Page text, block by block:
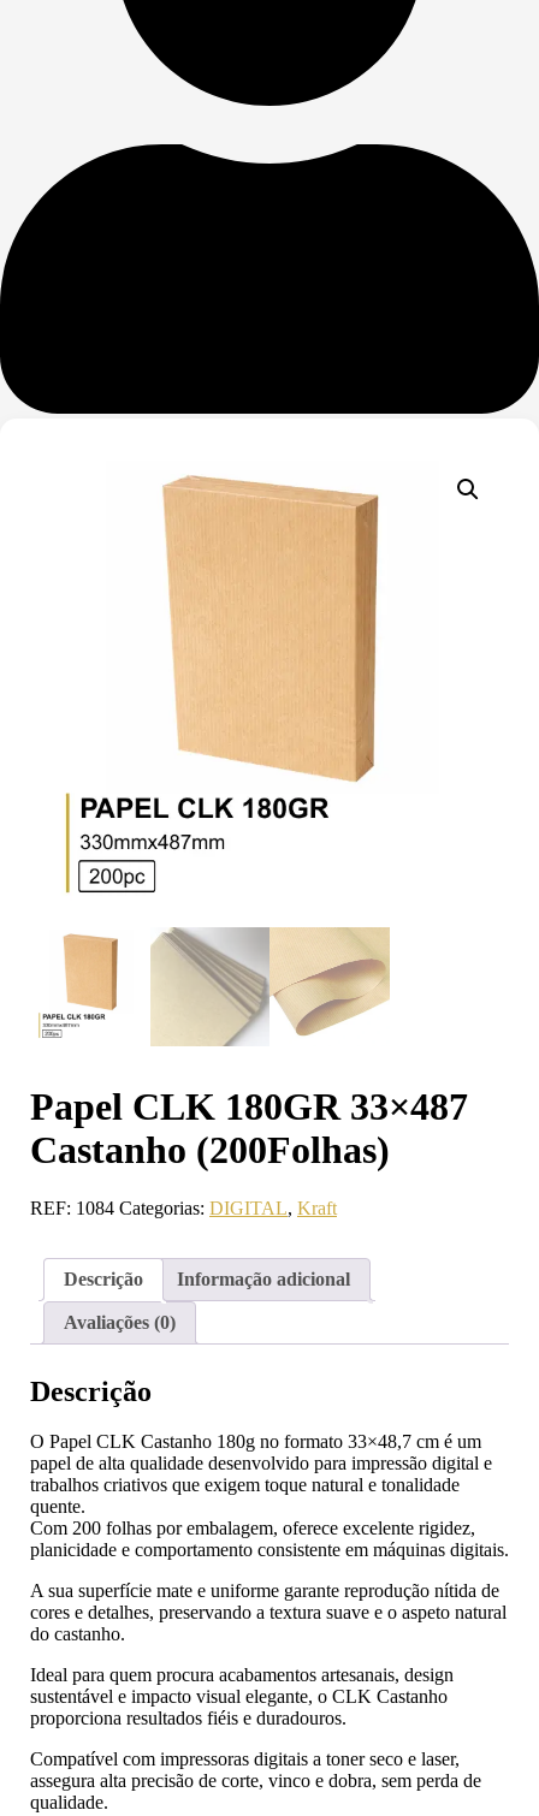
Papel CLK 180GR 33×487
Castanho (200Folhas)
REF: 1084 Categorias: DIGITAL, Kraft
Descrição Informação adicional
Avaliações (0)
Descrição
O Papel CLK Castanho 180g no formato 33×48,7 cm é um
papel de alta qualidade desenvolvido para impressão digital e
trabalhos criativos que exigem toque natural e tonalidade
quente.
Com 200 folhas por embalagem, oferece excelente rigidez,
planicidade e comportamento consistente em máquinas digitais.
A sua superfície mate e uniforme garante reprodução nítida de
cores e detalhes, preservando a textura suave e o aspeto natural
do castanho.
Ideal para quem procura acabamentos artesanais, design
sustentável e impacto visual elegante, o CLK Castanho
proporciona resultados fiéis e duradouros.
Compatível com impressoras digitais a toner seco e laser,
assegura alta precisão de corte, vinco e dobra, sem perda de
qualidade.